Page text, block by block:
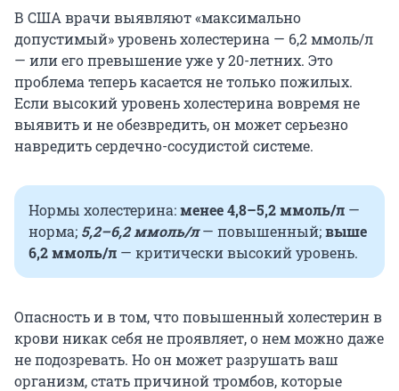
В США врачи выявляют «максимально
допустимый» уровень холестерина — 6,2 ммоль/л
— или его превышение уже у 20-летних. Это
проблема теперь касается не только пожилых.
Если высокий уровень холестерина вовремя не
выявить и не обезвредить, он может серьезно
навредить сердечно-сосудистой системе.
Нормы холестерина:менее 4,8–5,2 ммоль/л —
норма; 5,2–6,2 ммоль/л— повышенный;выше
6,2 ммоль/л — критически высокий уровень.
Опасность и в том, что повышенный холестерин в
крови никак себя не проявляет, о нем можно даже
не подозревать. Но он может разрушать ваш
организм, стать причиной тромбов, которые